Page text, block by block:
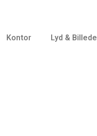
Kontor Lyd & Billede